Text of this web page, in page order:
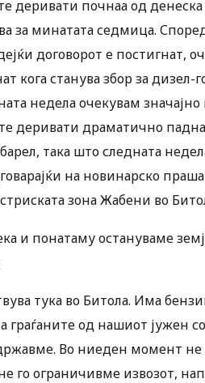
деривати почнаа од денеска
за минатата седмица.
договорот е
кога станува збор за
недела очекувам
деривати драматично
така што следната
на новинарско
зона Жабени во
и понатаму остануваме
тука во Битола. Има
граѓаните од нашиот јужен
Во ниеден момент
го ограничивме извозот,